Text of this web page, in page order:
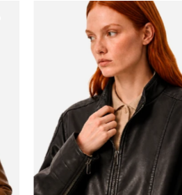
public.idworks.com.br/Image/
slideshow